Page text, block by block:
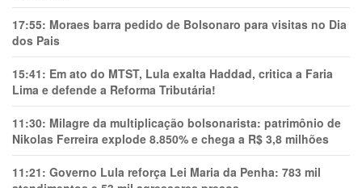
17:55: Moraes barra pedido de Bolsonaro para visitas no Dia
dos Pais
15:41: Em ato do MTST, Lula exalta Haddad, critica a Faria
Lima e defende a Reforma Tributária!
11:30: Milagre da multiplicação bolsonarista: patrimônio de
Nikolas Ferreira explode 8.850% e chega a R$ 3,8 milhões
11:21: Governo Lula reforça Lei Maria da Penha: 783 mil